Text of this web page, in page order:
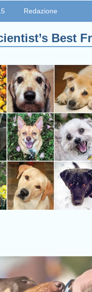
Redazione
Best